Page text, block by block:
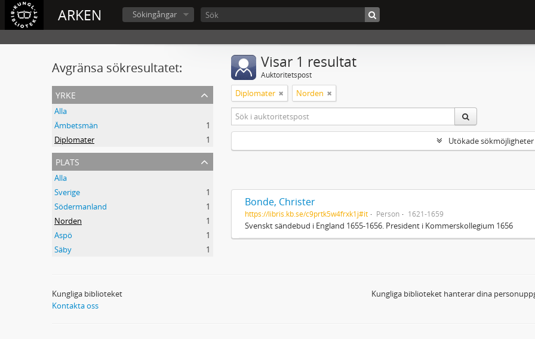
ARKEN Sökingångar
Avgränsa sökresultatet:
yrke
Alla
Ämbetsmän
1
Diplomater
1
plats
Alla
Sverige
1
Södermanland
1
Norden
1
Aspö
1
Säby
1
Visar 1 resultat
Auktoritetspost
Diplomater Norden
Utökade sökmöjligheter
Bonde, Christer
https://libris.kb.se/c9prtk5w4frxk1j#it Person 1621-1659
Svenskt sändebud i England 1655-1656. President i Kommerskollegium 1656
Kungliga biblioteket
Kontakta oss
Kungliga biblioteket hanterar dina